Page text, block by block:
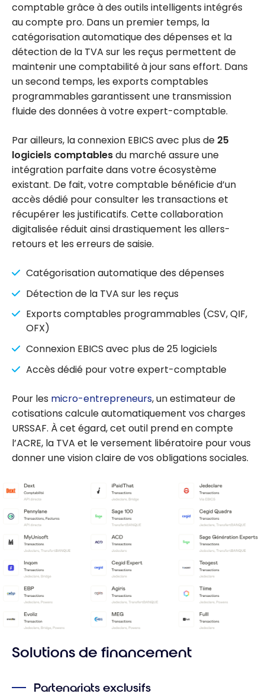
comptable grâce à des outils intelligents intégrés
au compte pro. Dans un premier temps, la
catégorisation automatique des dépenses et la
détection de la TVA sur les reçus permettent de
maintenir une comptabilité à jour sans effort. Dans
un second temps, les exports comptables
programmables garantissent une transmission
fluide des données à votre expert-comptable.
Par ailleurs, la connexion EBICS avec plus de 25
logiciels comptablesdu marché assure une
intégration parfaite dans votre écosystème
existant. De fait, votre comptable bénéficie d’un
accès dédié pour consulter les transactions et
récupérer les justificatifs. Cette collaboration
digitalisée réduit ainsi drastiquement les allers-
retours et les erreurs de saisie.
Catégorisation automatique des dépenses
Détection de la TVA sur les reçus
Exports comptables programmables (CSV, QIF,
OFX)
Connexion EBICS avec plus de 25 logiciels
Accès dédié pour votre expert-comptable
Pour les micro-entrepreneurs, un estimateur de
cotisations calcule automatiquement vos charges
URSSAF. À cet égard, cet outil prend en compte
l’ACRE, la TVA et le versement libératoire pour vous
donner une vision claire de vos obligations sociales.
Solutions de financement
Partenariats exclusifs